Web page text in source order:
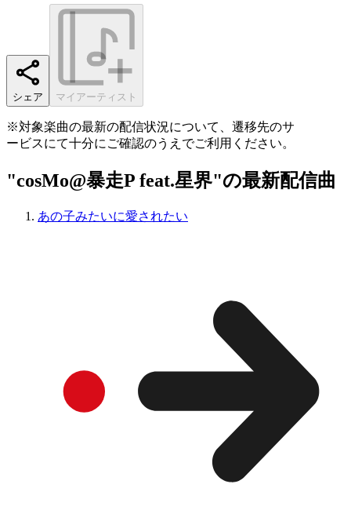
シェア マイアーティスト
※対象楽曲の最新の配信状況について、遷移先のサ
ービスにて十分にご確認のうえでご利用ください。
"cosMo@暴走P feat.星界"の最新配信曲
あの子みたいに愛されたい